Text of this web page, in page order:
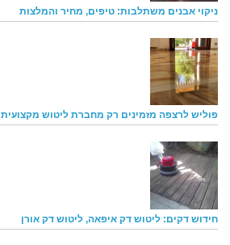
ניקוי אבנים משתלבות: טיפים, מחיר והמלצות
פוליש לרצפה מזמינים רק מחברת ליטוש מקצועית
חידוש דקים: ליטוש דק איפאה, ליטוש דק אורן